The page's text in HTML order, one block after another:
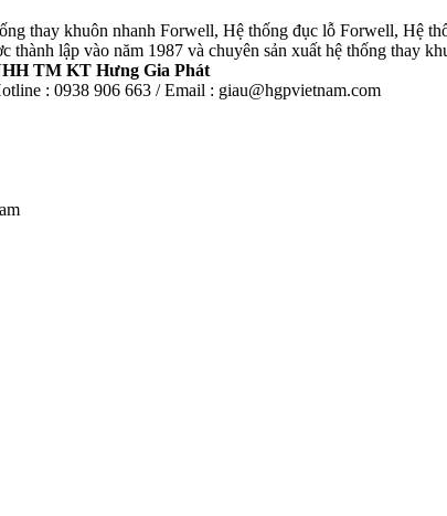
thay khuôn nhanh Forwell, Hệ thống đục lỗ Forwell, Hệ
lập vào năm 1987 và chuyên sản xuất hệ thống thay
TM KT Hưng Gia Phát
: 0938 906 663 / Email : giau@hgpvietnam.com